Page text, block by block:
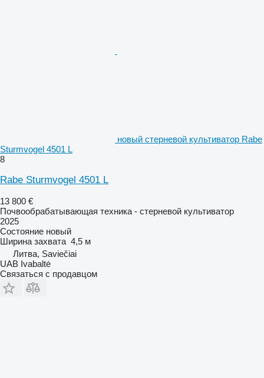
новый стерневой культиватор Rabe
Sturmvogel 4501 L
8
Rabe Sturmvogel 4501 L
13 800 €
Почвообрабатывающая техника - стерневой культиватор
2025
Состояние новый
Ширина захвата 4,5 м
Литва, Saviečiai
UAB Ivabaltė
Связаться с продавцом